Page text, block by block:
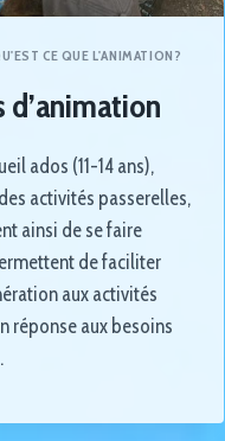
CE QUE L'ANIMATION?
ados (11-14 ans),
activités passerelles,
ainsi de se faire
de faciliter
aux activités
réponse aux besoins